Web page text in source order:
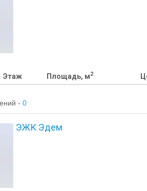
Этаж Площадь, м2
- 0
ЭЖК Эдем